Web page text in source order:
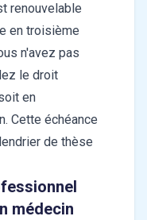
renouvelable
en troisième
n'avez pas
le droit
en
Cette échéance
de thèse
médecin